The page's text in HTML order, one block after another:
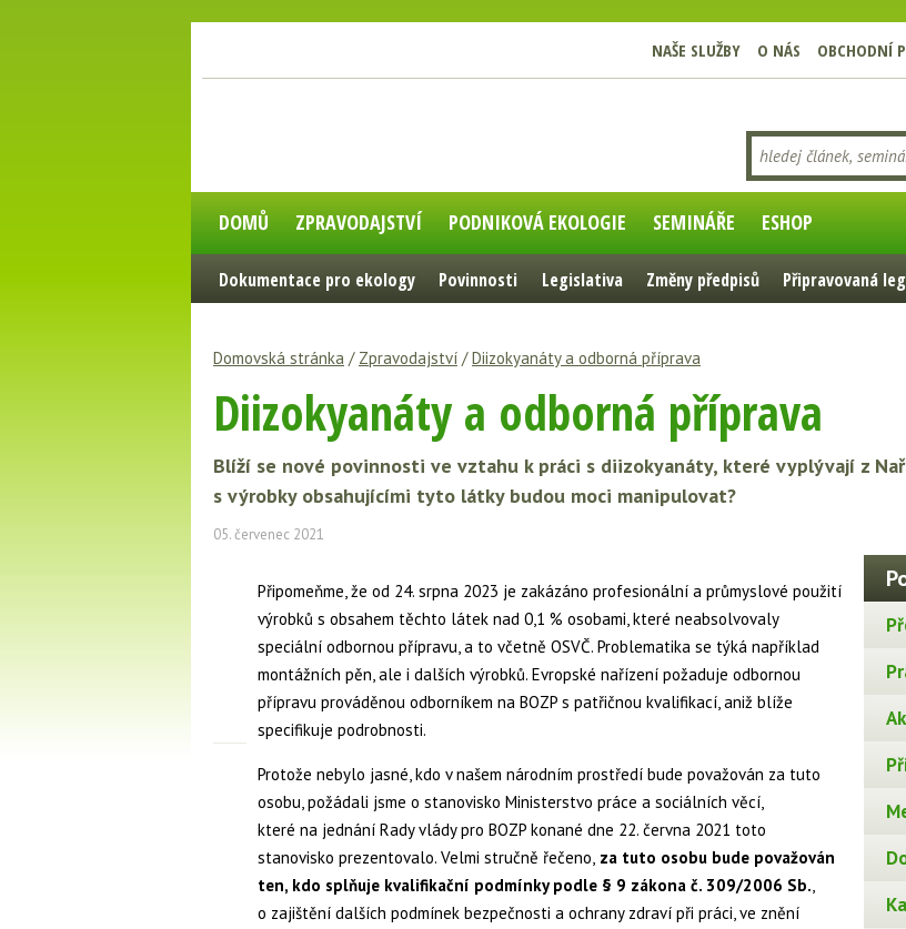
NAŠE SLUŽBY O NÁS OBCHODNÍ
DOMŮ ZPRAVODAJSTVÍ PODNIKOVÁ EKOLOGIE SEMINÁŘE ESHOP
Dokumentace pro ekology Povinnosti Legislativa Změny předpisů Připravovaná
Domovská stránka / Zpravodajství /Diizokyanáty a odborná příprava
Diizokyanáty a odborná příprava
Blíží se nové povinnosti ve vztahu k práci s diizokyanáty, které vyplývají z
s výrobky obsahujícími tyto látky budou moci manipulovat?
05. červenec 2021
Připomeňme, že od 24. srpna 2023 je zakázáno profesionální a průmyslové použití
výrobků s obsahem těchto látek nad 0,1 % osobami, které neabsolvovaly
speciální odbornou přípravu, a to včetně OSVČ. Problematika se týká například
montážních pěn, ale i dalších výrobků. Evropské nařízení požaduje odbornou
přípravu prováděnou odborníkem na BOZP s patřičnou kvalifikací, aniž blíže
specifikuje podrobnosti.
Protože nebylo jasné, kdo v našem národním prostředí bude považován za tuto
osobu, požádali jsme o stanovisko Ministerstvo práce a sociálních věcí,
které na jednání Rady vlády pro BOZP konané dne 22. června 2021 toto
stanovisko prezentovalo. Velmi stručně řečeno, za tuto osobu bude považován
ten, kdo splňuje kvalifikační podmínky podle § 9 zákona č. 309/2006 Sb.,
o zajištění dalších podmínek bezpečnosti a ochrany zdraví při práci, ve znění